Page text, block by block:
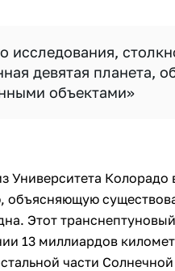
исследования,
девятая планета,
объектами»
Университета
объясняющую
Этот
13 миллиардов
части